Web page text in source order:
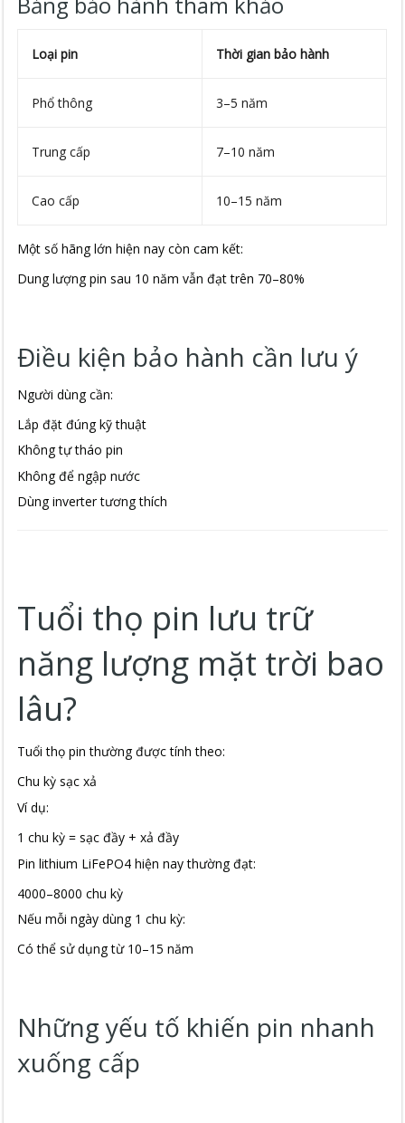
Loại pin Thời gian bảo hành
Phổ thông 3–5 năm
Trung cấp 7–10 năm
Cao cấp 10–15 năm
Một số hãng lớn hiện nay còn cam kết:
Dung lượng pin sau 10 năm vẫn đạt trên 70–80%
Điều kiện bảo hành cần lưu ý
Người dùng cần:
Lắp đặt đúng kỹ thuật
Không tự tháo pin
Không để ngập nước
Dùng inverter tương thích
Tuổi thọ pin lưu trữ
năng lượng mặt trời bao
lâu?
Tuổi thọ pin thường được tính theo:
Chu kỳ sạc xả
Ví dụ:
1 chu kỳ = sạc đầy + xả đầy
Pin lithium LiFePO4 hiện nay thường đạt:
4000–8000 chu kỳ
Nếu mỗi ngày dùng 1 chu kỳ:
Có thể sử dụng từ 10–15 năm
Những yếu tố khiến pin nhanh
xuống cấp